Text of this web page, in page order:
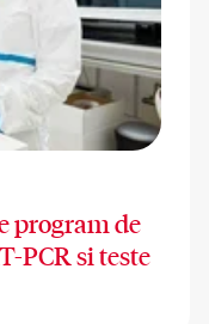
program de
PCR si teste